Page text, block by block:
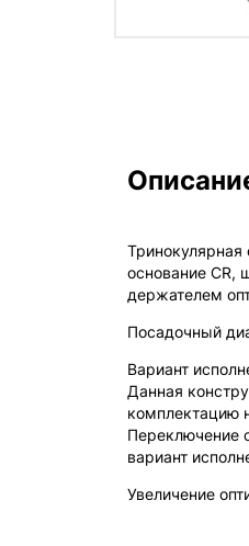
основание CR,
держателем
Посадочный
Вариант
Данная
комплектацию
Переключение
вариант
Увеличение